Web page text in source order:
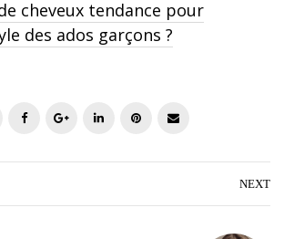
cheveux tendance pour
des ados garçons ?
i
t
c
b
o
l
n
e
n
e
a
l
NEXT